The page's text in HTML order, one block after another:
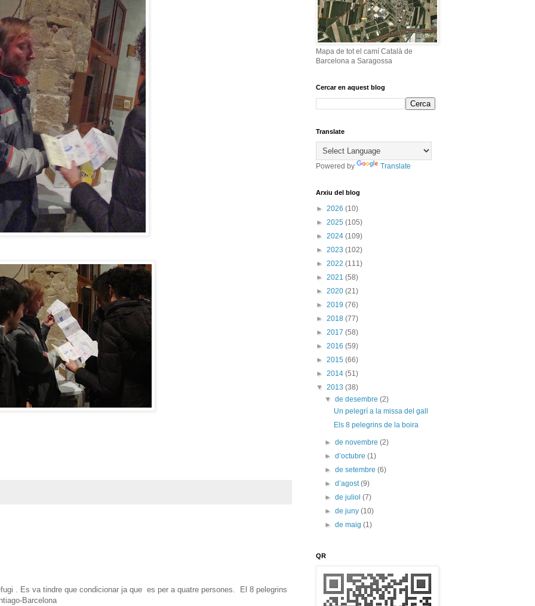
. Es va tindre que condicionar ja que es per a quatre persones. El 8 pelegrins
Barcelona
Mapa de tot el camí Català de
Barcelona a Saragossa
Cercar en aquest blog
Translate
Powered by Translate
Arxiu del blog
► 2026 (10)
► 2025 (105)
► 2024 (109)
► 2023 (102)
► 2022 (111)
► 2021 (58)
► 2020 (21)
► 2019 (76)
► 2018 (77)
► 2017 (58)
► 2016 (59)
► 2015 (66)
► 2014 (51)
▼ 2013 (38)
▼de desembre(2)
Un pelegrí a la missa del gall
Els 8 pelegrins de la boira
►de novembre(2)
►d’octubre(1)
►de setembre(6)
►d’agost(9)
►de juliol(7)
►de juny(10)
►de maig(1)
QR